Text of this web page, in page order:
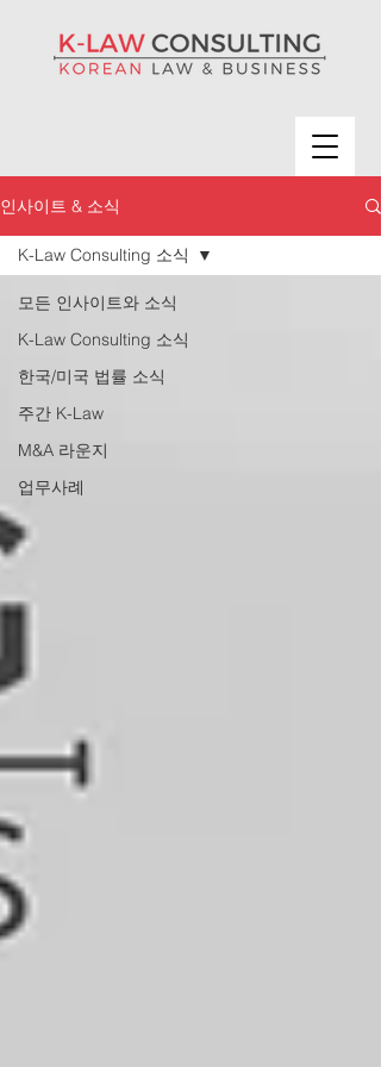
인사이트 & 소식
모든 인사이트와 소식
K-Law Consulting 소식
한국/미국 법률 소식
주간 K-Law
M&A 라운지
업무사례
K-Law Consulting 소식